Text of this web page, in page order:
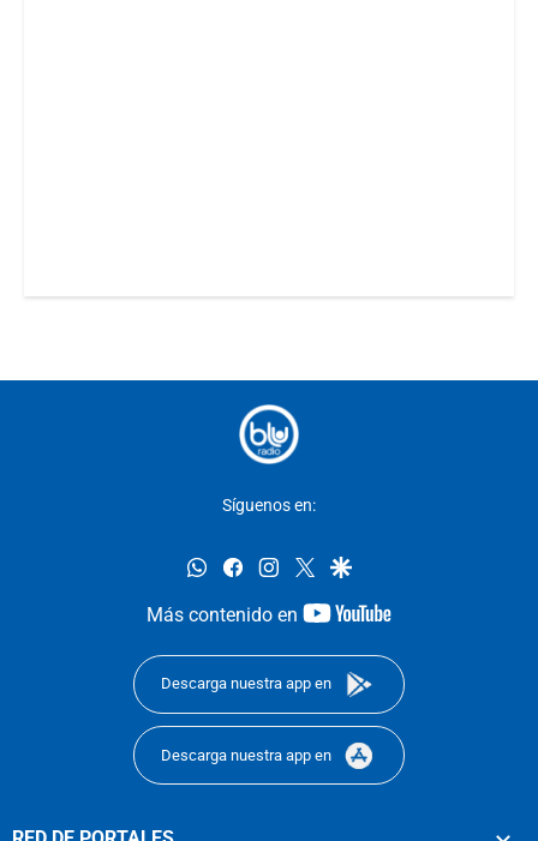
Síguenos en:
whatsappfacebookinstagram
twittergoogle
Más contenido en
youtube-
Descarga nuestra app en
Descarga nuestra app en